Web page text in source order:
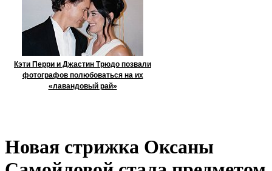
Кэти Перри и Джастин Трюдо позвали
фотографов полюбоваться на их
«лавандовый рай»
Новая стрижка Оксаны